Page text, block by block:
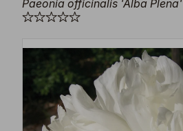
Paeonia officinalis 'Alba Plena'